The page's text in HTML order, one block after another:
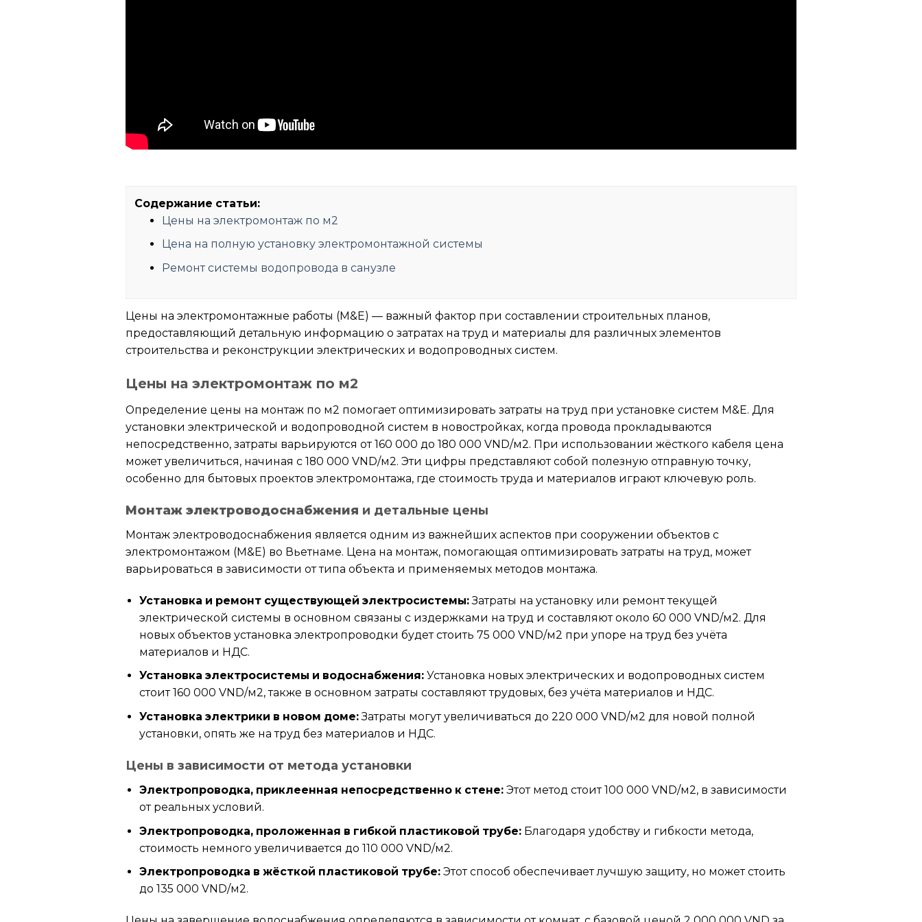
Содержание статьи:
Цены на электромонтаж по м2
Цена на полную установку электромонтажной системы
Ремонт системы водопровода в санузле
Цены на электромонтажные работы (M&E) — важный фактор при составлении строительных планов,
предоставляющий детальную информацию о затратах на труд и материалы для различных элементов
строительства и реконструкции электрических и водопроводных систем.
Цены на электромонтаж по м2
Определение цены на монтаж по м2 помогает оптимизировать затраты на труд при установке систем M&E. Для
установки электрической и водопроводной систем в новостройках, когда провода прокладываются
непосредственно, затраты варьируются от 160 000 до 180 000 VND/м2. При использовании жёсткого кабеля цена
может увеличиться, начиная с 180 000 VND/м2. Эти цифры представляют собой полезную отправную точку,
особенно для бытовых проектов электромонтажа, где стоимость труда и материалов играют ключевую роль.
Монтаж электроводоснабжения и детальные цены
Монтаж электроводоснабжения является одним из важнейших аспектов при сооружении объектов с
электромонтажом (M&E) во Вьетнаме. Цена на монтаж, помогающая оптимизировать затраты на труд, может
варьироваться в зависимости от типа объекта и применяемых методов монтажа.
Установка и ремонт существующей электросистемы:Затраты на установку или ремонт текущей
электрической системы в основном связаны с издержками на труд и составляют около 60 000 VND/м2. Для
новых объектов установка электропроводки будет стоить 75 000 VND/м2 при упоре на труд без учёта
материалов и НДС.
Установка электросистемы и водоснабжения: Установка новых электрических и водопроводных систем
стоит 160 000 VND/м2, также в основном затраты составляют трудовых, без учёта материалов и НДС.
Установка электрики в новом доме:Затраты могут увеличиваться до 220 000 VND/м2 для новой полной
установки, опять же на труд без материалов и НДС.
Цены в зависимости от метода установки
Электропроводка, приклеенная непосредственно к стене: Этот метод стоит 100 000 VND/м2, в зависимости
от реальных условий.
Электропроводка, проложенная в гибкой пластиковой трубе: Благодаря удобству и гибкости метода,
стоимость немного увеличивается до 110 000 VND/м2.
Электропроводка в жёсткой пластиковой трубе: Этот способ обеспечивает лучшую защиту, но может стоить
до 135 000 VND/м2.